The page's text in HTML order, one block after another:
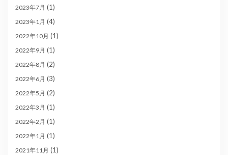
2023年7月 (1)
2023年1月 (4)
2022年10月 (1)
2022年9月 (1)
2022年8月 (2)
2022年6月 (3)
2022年5月 (2)
2022年3月 (1)
2022年2月 (1)
2022年1月 (1)
2021年11月 (1)